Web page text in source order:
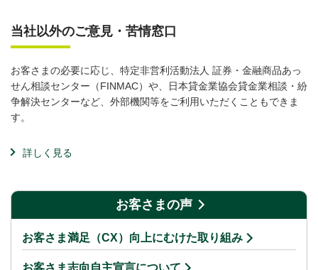
当社以外のご意見・苦情窓口
お客さまの必要に応じ、特定非営利活動法人 証券・金融商品あっ
せん相談センター（FINMAC）や、日本貸金業協会貸金業相談・紛
争解決センターなど、外部機関等をご利用いただくこともできま
す。
詳しく見る
お客さまの声
お客さま満足（CX）向上にむけた取り組み
お客さま志向自主宣言について